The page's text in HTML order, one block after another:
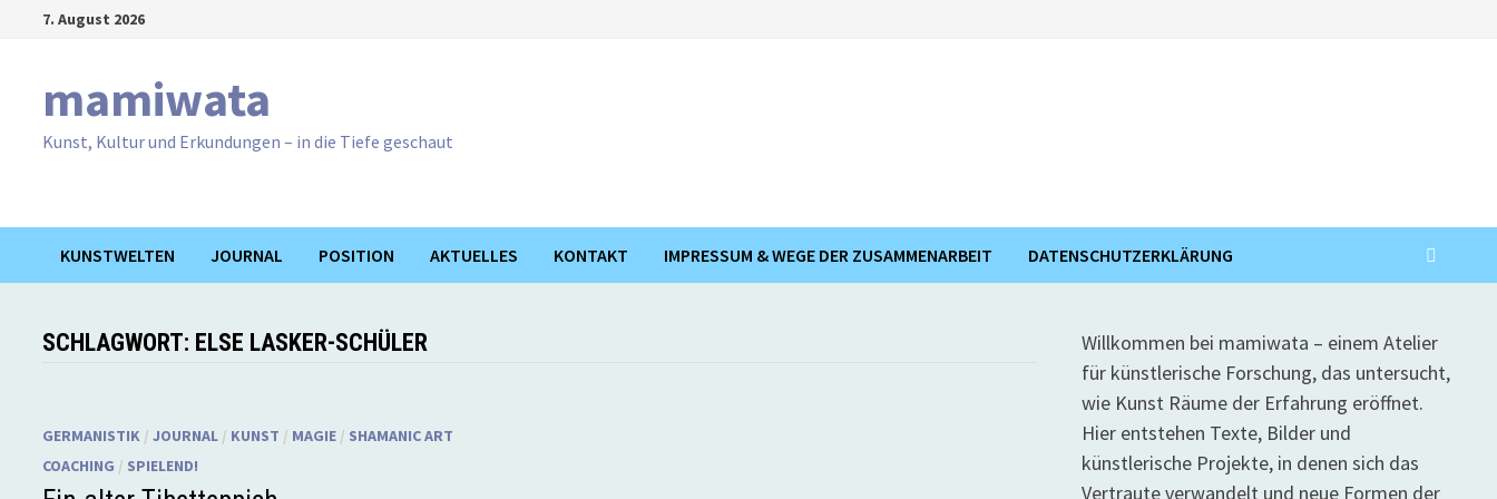
7. August 2026
mamiwata
Kunst, Kultur und Erkundungen – in die Tiefe geschaut
KUNSTWELTEN JOURNAL POSITION AKTUELLES KONTAKT IMPRESSUM & WEGE DER ZUSAMMENARBEIT DATENSCHUTZERKLÄRUNG
SCHLAGWORT: ELSE LASKER-SCHÜLER
GERMANISTIK /JOURNAL / KUNST / MAGIE / SHAMANIC ART
COACHING / SPIELEND!
Willkommen bei mamiwata – einem Atelier
für künstlerische Forschung, das untersucht,
wie Kunst Räume der Erfahrung eröffnet.
Hier entstehen Texte, Bilder und
künstlerische Projekte, in denen sich das
Vertraute verwandelt und neue Formen der